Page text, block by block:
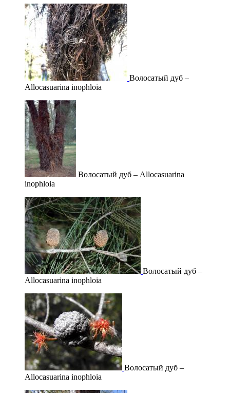
Волосатый дуб –
Allocasuarina inophloia
Волосатый дуб – Allocasuarina
inophloia
Волосатый дуб –
Allocasuarina inophloia
Волосатый дуб –
Allocasuarina inophloia